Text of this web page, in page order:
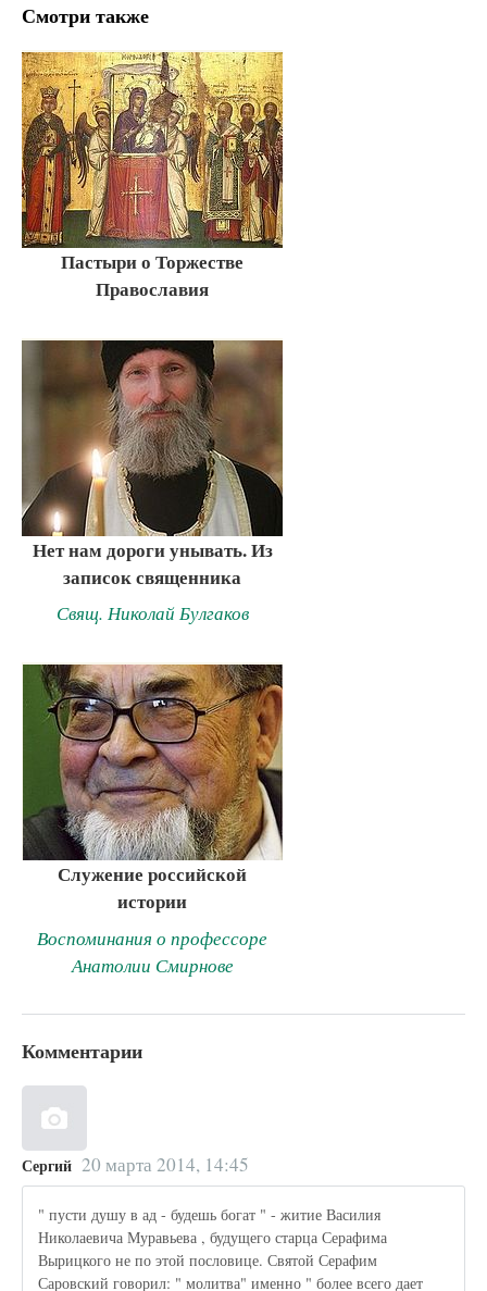
Смотри также
Пастыри о Торжестве
Православия
Нет нам дороги унывать. Из
записок священника
Свящ. Николай Булгаков
Служение российской
истории
Воспоминания о профессоре
Анатолии Смирнове
Комментарии
Сергий 20 марта 2014, 14:45
" пусти душу в ад - будешь богат " - житие Василия
Николаевича Муравьева , будущего старца Серафима
Вырицкого не по этой пословице. Святой Серафим
Саровский говорил: " молитва" именно " более всего дает